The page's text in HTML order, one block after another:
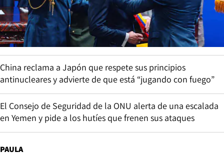
China reclama a Japón que respete sus principios
antinucleares y advierte de que está “jugando con fuego”
El Consejo de Seguridad de la ONU alerta de una escalada
en Yemen y pide a los hutíes que frenen sus ataques
PAULA